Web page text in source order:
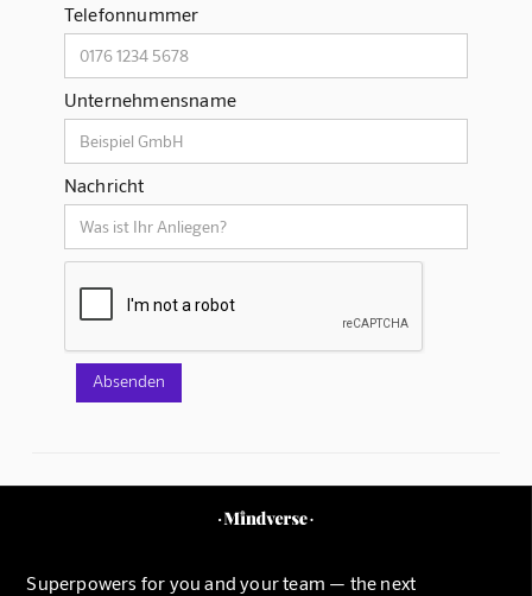
Telefonnummer
Unternehmensname
Nachricht
Superpowers for you and your team — the next